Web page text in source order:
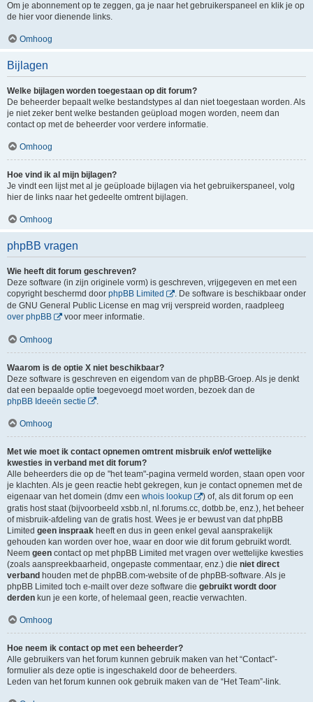
Om je abonnement op te zeggen, ga je naar het gebruikerspaneel en klik je op
de hier voor dienende links.
Omhoog
Bijlagen
Welke bijlagen worden toegestaan op dit forum?
De beheerder bepaalt welke bestandstypes al dan niet toegestaan worden. Als
je niet zeker bent welke bestanden geüpload mogen worden, neem dan
contact op met de beheerder voor verdere informatie.
Omhoog
Hoe vind ik al mijn bijlagen?
Je vindt een lijst met al je geüploade bijlagen via het gebruikerspaneel, volg
hier de links naar het gedeelte omtrent bijlagen.
Omhoog
phpBB vragen
Wie heeft dit forum geschreven?
Deze software (in zijn originele vorm) is geschreven, vrijgegeven en met een
copyright beschermd door phpBB Limited
. De software is beschikbaar onder
de GNU General Public License en mag vrij verspreid worden, raadpleeg
over phpBB
voor meer informatie.
Omhoog
Waarom is de optie X niet beschikbaar?
Deze software is geschreven en eigendom van de phpBB-Groep. Als je denkt
dat een bepaalde optie toegevoegd moet worden, bezoek dan de
phpBB Ideeën sectie
Omhoog
Met wie moet ik contact opnemen omtrent misbruik en/of wettelijke
kwesties in verband met dit forum?
Alle beheerders die op de "het team"-pagina vermeld worden, staan open voor
je klachten. Als je geen reactie hebt gekregen, kun je contact opnemen met de
eigenaar van het domein (dmv een whois lookup
) of, als dit forum op een
gratis host staat (bijvoorbeeld xsbb.nl, nl.forums.cc, dotbb.be, enz.), het beheer
of misbruik-afdeling van de gratis host. Wees je er bewust van dat phpBB
Limited geen inspraak heeft en dus in geen enkel geval aansprakelijk
gehouden kan worden over hoe, waar en door wie dit forum gebruikt wordt.
Neem geen contact op met phpBB Limited met vragen over wettelijke kwesties
(zoals aanspreekbaarheid, ongepaste commentaar, enz.) die niet direct
verband houden met de phpBB.com-website of de phpBB-software. Als je
phpBB Limited toch e-mailt over deze software die gebruikt wordt door
derden kun je een korte, of helemaal geen, reactie verwachten.
Omhoog
Hoe neem ik contact op met een beheerder?
Alle gebruikers van het forum kunnen gebruik maken van het “Contact”-
formulier als deze optie is ingeschakeld door de beheerders.
Leden van het forum kunnen ook gebruik maken van de “Het Team”-link.